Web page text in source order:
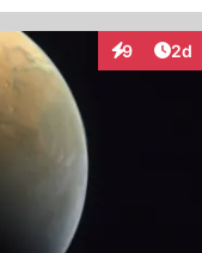
9 2d